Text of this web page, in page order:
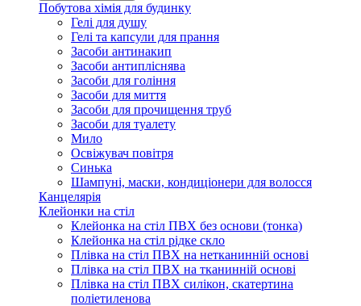
Побутова хімія для будинку
Гелі для душу
Гелі та капсули для прання
Засоби антинакип
Засоби антипліснява
Засоби для гоління
Засоби для миття
Засоби для прочищення труб
Засоби для туалету
Мило
Освіжувач повітря
Синька
Шампуні, маски, кондиціонери для волосся
Канцелярія
Клейонки на стіл
Клейонка на стіл ПВХ без основи (тонка)
Клейонка на стіл рідке скло
Плівка на стіл ПВХ на нетканинній основі
Плівка на стіл ПВХ на тканинній основі
Плівка на стіл ПВХ силікон, скатертина
поліетиленова